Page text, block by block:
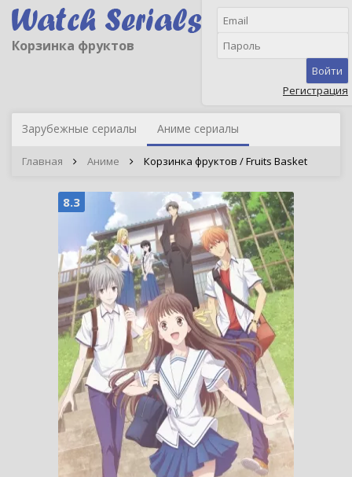
Корзинка фруктов
Войти
Регистрация
Зарубежные сериалы Аниме сериалы
Главная Аниме Корзинка фруктов / Fruits Basket
8.3